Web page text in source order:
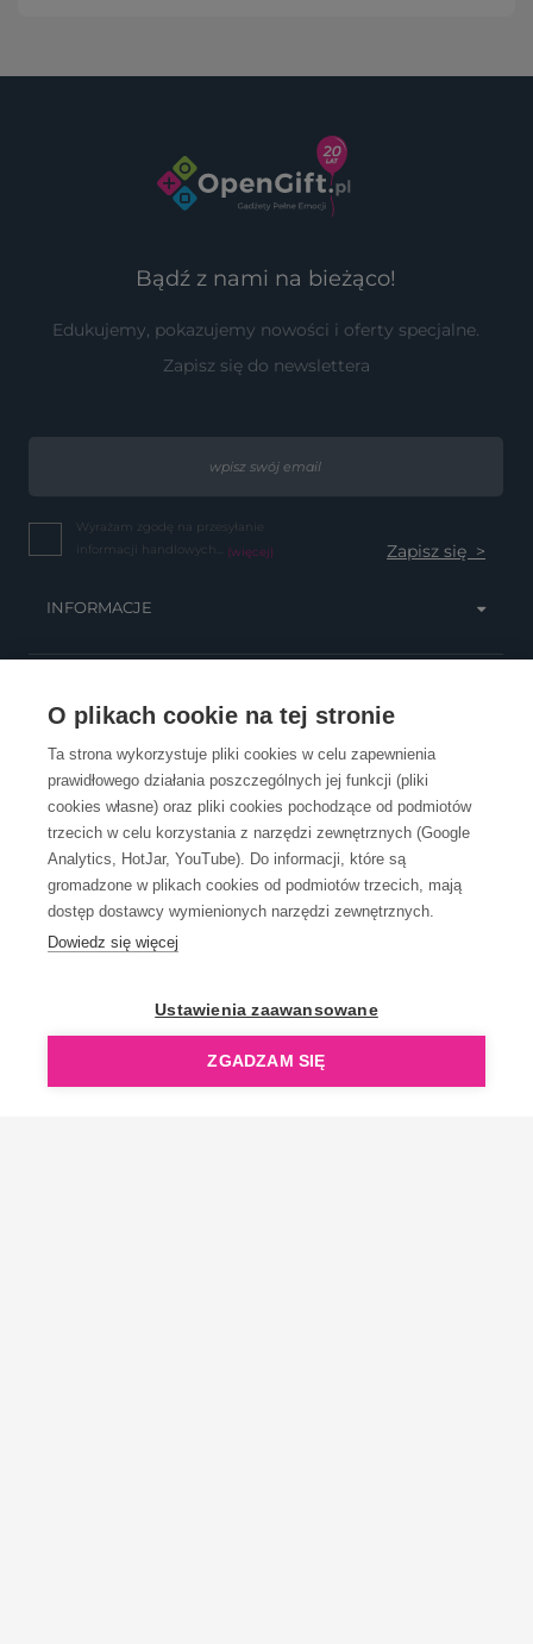
O plikach cookie na tej stronie
Ta strona wykorzystuje pliki cookies w celu zapewnienia
prawidłowego działania poszczególnych jej funkcji (pliki
cookies własne) oraz pliki cookies pochodzące od podmiotów
trzecich w celu korzystania z narzędzi zewnętrznych (Google
Analytics, HotJar, YouTube). Do informacji, które są
gromadzone w plikach cookies od podmiotów trzecich, mają
dostęp dostawcy wymienionych narzędzi zewnętrznych.
Dowiedz się więcej
Ustawienia zaawansowane
ZGADZAM SIĘ
Bądź z nami na bieżąco!
Edukujemy, pokazujemy nowości i oferty specjalne.
Zapisz się do newslettera
Wyrażam zgodę na przesyłanie
informacji handlowych... (więcej)
INFORMACJE
OBSŁUGA KLIENTA
KONTAKT
OpenGift jest częścią ReflectGroup.